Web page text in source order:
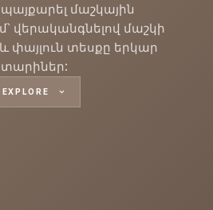
պայքարել մաշկային
վերականգնելով մաշկի
փայլուն տեսքը երկար
տարիներ:
EXPLORE